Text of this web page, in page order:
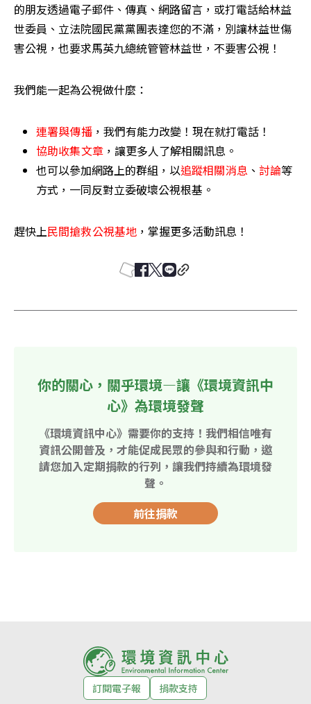
的朋友透過電子郵件、傳真、網路留言，或打電話給林益
世委員、立法院國民黨黨團表達您的不滿，別讓林益世傷
害公視，也要求馬英九總統管管林益世，不要害公視！
我們能一起為公視做什麼：
連署與傳播，我們有能力改變！現在就打電話！
協助收集文章，讓更多人了解相關訊息。
也可以參加網路上的群組，以追蹤相關消息 、 討論等
方式，一同反對立委破壞公視根基。
趕快上民間搶救公視基地 ，掌握更多活動訊息！
你的關心，關乎環境—讓《環境資訊中
心》為環境發聲
《環境資訊中心》需要你的支持！我們相信唯有
資訊公開普及，才能促成民眾的參與和行動，邀
請您加入定期捐款的行列，讓我們持續為環境發
聲。
前往捐款
訂閱電子報
捐款支持